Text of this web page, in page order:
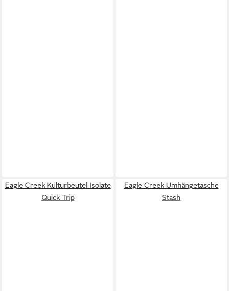
Eagle Creek Kulturbeutel Isolate
Quick Trip
Eagle Creek Umhängetasche
Stash